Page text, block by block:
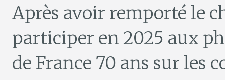
Après avoir remporté le
participer en 2025 aux
de France 70 ans sur les